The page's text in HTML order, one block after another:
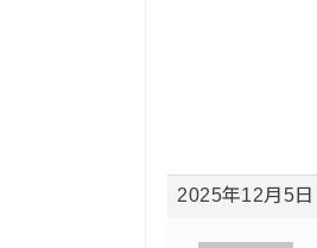
2025年12月5日